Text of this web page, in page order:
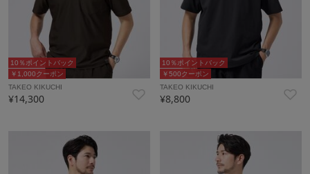
￥1,000クーポン
10％ポイントバック
TAKEO KIKUCHI
¥14,300
￥500クーポン
10％ポイントバック
TAKEO KIKUCHI
¥8,800